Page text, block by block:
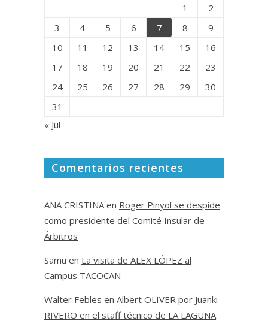
1
2
3
4 5 6 7 8
9
10
11 12 13 14 15
16
17
18 19 20 21 22
23
24
25 26 27 28 29
30
31
« Jul
Comentarios recientes
ANA CRISTINAen Roger Pinyol se despide
como presidente del Comité Insular de
Árbitros
Samu en La visita de ALEX LÓPEZ al
Campus TACOCAN
Walter Febles en Albert OLIVER por Juanki
RIVERO en el staff técnico de LA LAGUNA